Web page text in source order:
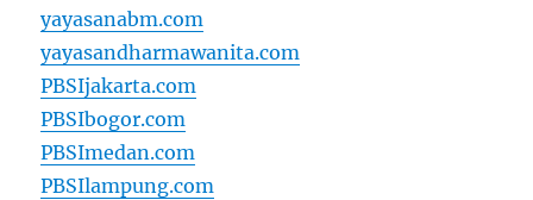
yayasanabm.com
yayasandharmawanita.com
PBSIjakarta.com
PBSIbogor.com
PBSImedan.com
PBSIlampung.com